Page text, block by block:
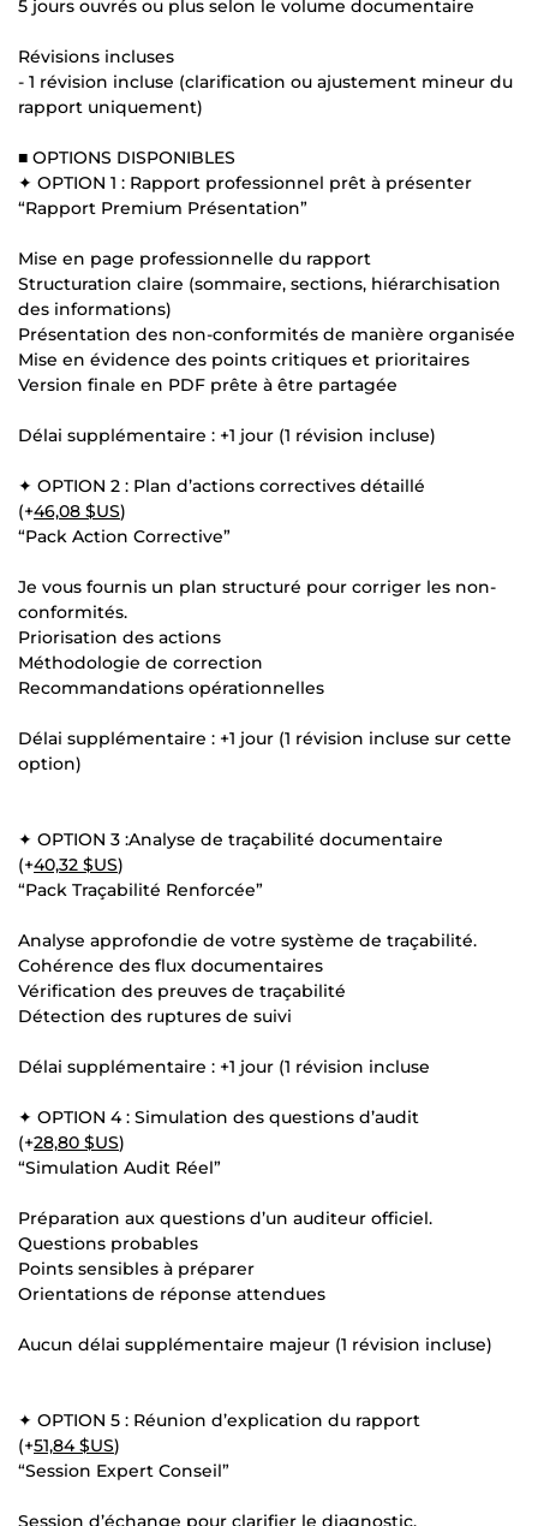
5 jours ouvrés ou plus selon le volume documentaire
Révisions incluses
- 1 révision incluse (clarification ou ajustement mineur du
rapport uniquement)
■ OPTIONS DISPONIBLES
✦ OPTION 1 : Rapport professionnel prêt à présenter
“Rapport Premium Présentation”
Mise en page professionnelle du rapport
Structuration claire (sommaire, sections, hiérarchisation
des informations)
Présentation des non-conformités de manière organisée
Mise en évidence des points critiques et prioritaires
Version finale en PDF prête à être partagée
Délai supplémentaire : +1 jour (1 révision incluse)
✦ OPTION 2 : Plan d’actions correctives détaillé
(+46,08 $US)
“Pack Action Corrective”
Je vous fournis un plan structuré pour corriger les non-
conformités.
Priorisation des actions
Méthodologie de correction
Recommandations opérationnelles
Délai supplémentaire : +1 jour (1 révision incluse sur cette
option)
✦ OPTION 3 :Analyse de traçabilité documentaire
(+40,32 $US)
“Pack Traçabilité Renforcée”
Analyse approfondie de votre système de traçabilité.
Cohérence des flux documentaires
Vérification des preuves de traçabilité
Détection des ruptures de suivi
Délai supplémentaire : +1 jour (1 révision incluse
✦ OPTION 4 : Simulation des questions d’audit
(+28,80 $US)
“Simulation Audit Réel”
Préparation aux questions d’un auditeur officiel.
Questions probables
Points sensibles à préparer
Orientations de réponse attendues
Aucun délai supplémentaire majeur (1 révision incluse)
✦ OPTION 5 : Réunion d’explication du rapport
(+51,84 $US)
“Session Expert Conseil”
Session d’échange pour clarifier le diagnostic.